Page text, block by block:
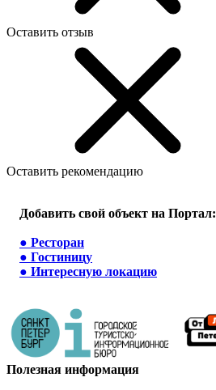
Оставить отзыв
Оставить рекомендацию
Добавить свой объект на Портал:
● Ресторан
● Гостиницу
● Интересную локацию
Полезная информация